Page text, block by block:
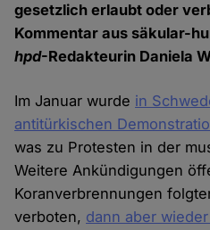
gesetzlich erlaubt oder
Kommentar aus säkular-
hpd-Redakteurin Daniela
Im Januar wurde in
antitürkischen
was zu Protesten in der
Weitere Ankündigungen
Koranverbrennungen
verboten, dann aber